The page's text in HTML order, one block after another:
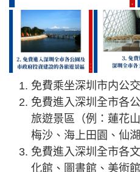
免費乘坐深圳市内公
免費進入深圳全市各
旅遊景區（例：蓮花
梅沙、海上田園、仙
免費進入深圳全市各
化館、圖書館、美術館